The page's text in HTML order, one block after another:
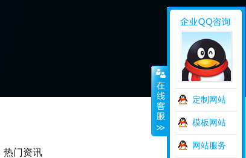
热门资讯
定制网站
模板网站
网站服务